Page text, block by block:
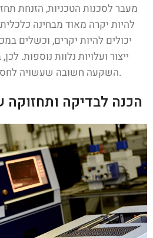
מעבר לסכנות הטכניות, הזנחת
להיות יקרה מאוד מבחינה
יכולים להיות יקרים, וכשלים
ייצור ועלויות נלוות נוספות.
השקעה חשובה שעשויה לחסוך הרבה כסף בטווח הארוך.
הכנה לבדיקה